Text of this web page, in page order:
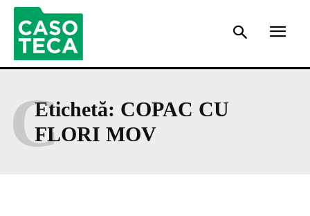
Etichetă: COPAC CU
FLORI MOV
C